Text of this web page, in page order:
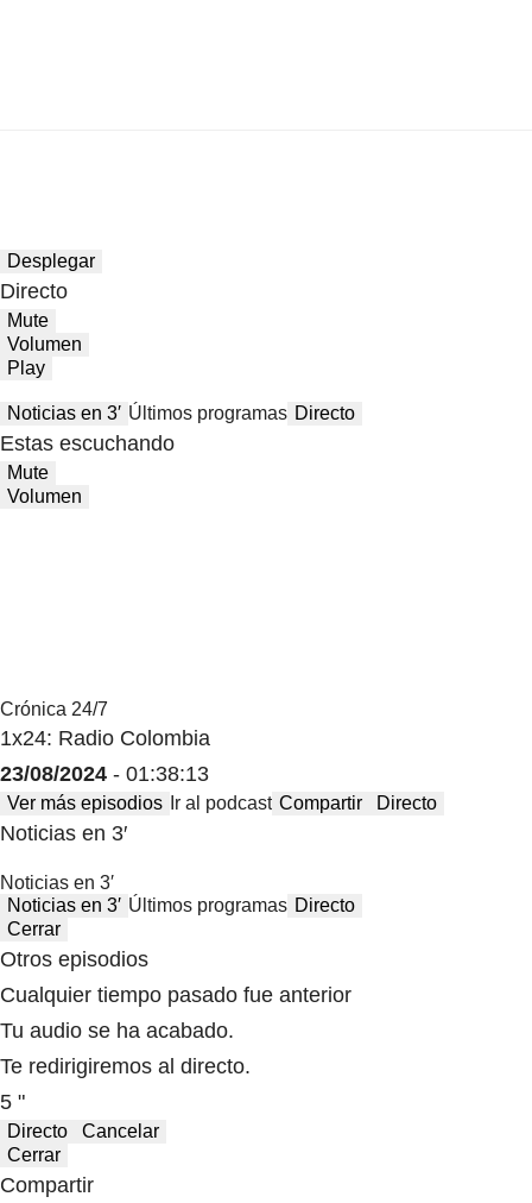
Desplegar
Directo
Mute
Volumen
Play
Noticias en 3′ Últimos programas
Estas escuchando
Mute
Crónica 24/7
1x24: Radio Colombia
23/08/2024- 01:38:13
Ver más episodios
Noticias en 3′
Noticias en 3′
Cerrar
Otros episodios
Cualquier tiempo pasado fue anterior
Tu audio se ha acabado.
Te redirigiremos al directo.
5 "
Directo
Cerrar